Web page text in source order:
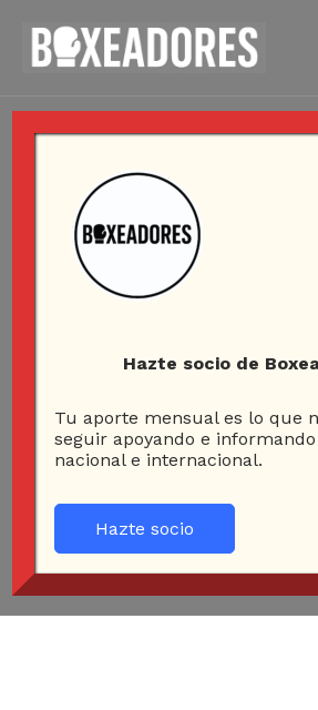
Hazte socio de
Tu aporte mensual es lo que
seguir apoyando e
nacional e internacional.
Hazte socio